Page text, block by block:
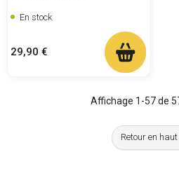
En stock
Prix
29,90 €
Affichage 1-57 de
Retour en haut